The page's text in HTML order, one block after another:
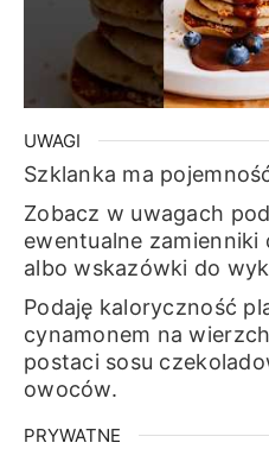
UWAGI
Szklanka ma
Zobacz w uwagach
ewentualne
albo wskazówki do
Podaję kaloryczność
cynamonem na
postaci sosu
owoców.
PRYWATNE